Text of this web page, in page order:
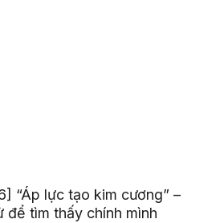
“Áp lực tạo kim cương” –
để tìm thấy chính mình